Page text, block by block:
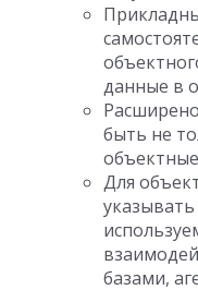
данные в
быть не
объектные
Для
базами,